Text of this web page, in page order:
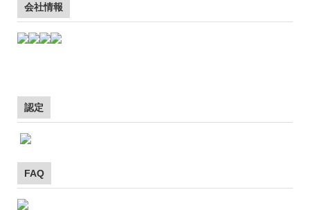
会社情報
認定
FAQ